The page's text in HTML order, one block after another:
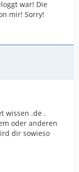
war! Die
mir! Sorry!
wissen .de .
oder anderen
dir sowieso